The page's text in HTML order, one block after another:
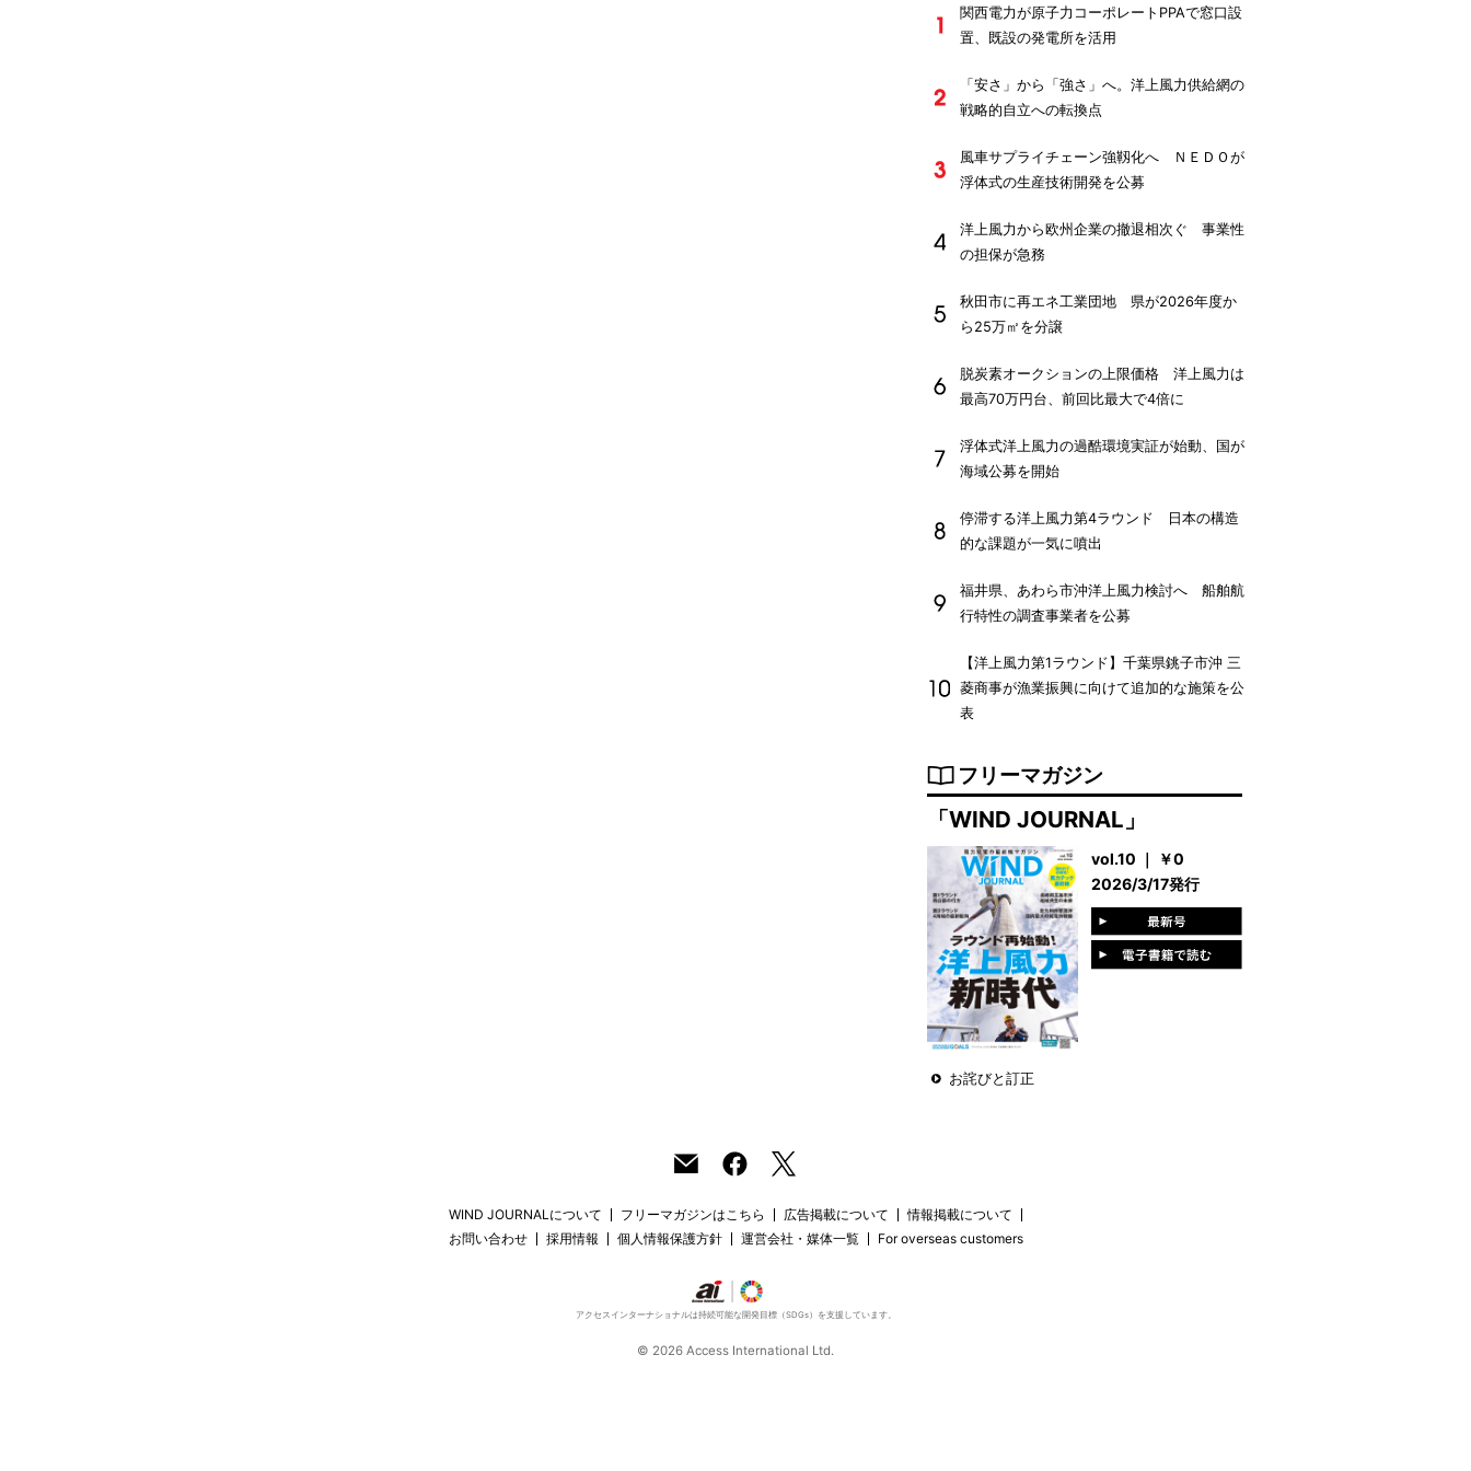
関西電力が原子力コーポレートPPAで窓口設
置、既設の発電所を活用
「安さ」から「強さ」へ。洋上風力供給網の
戦略的自立への転換点
風車サプライチェーン強靱化へ ＮＥＤＯが
浮体式の生産技術開発を公募
洋上風力から欧州企業の撤退相次ぐ 事業性
の担保が急務
秋田市に再エネ工業団地 県が2026年度か
ら25万㎡を分譲
脱炭素オークションの上限価格 洋上風力は
最高70万円台、前回比最大で4倍に
浮体式洋上風力の過酷環境実証が始動、国が
海域公募を開始
停滞する洋上風力第4ラウンド 日本の構造
的な課題が一気に噴出
福井県、あわら市沖洋上風力検討へ 船舶航
行特性の調査事業者を公募
【洋上風力第1ラウンド】千葉県銚子市沖 三
菱商事が漁業振興に向けて追加的な施策を公
表
フリーマガジン
「WIND JOURNAL」
vol.10 ｜ ￥0
2026/3/17発行
お詫びと訂正
WIND JOURNALについて フリーマガジンはこちら 広告掲載について
情報掲載について
お問い合わせ
採用情報 個人情報保護方針 運営会社・媒体一覧 For overseas customers
アクセスインターナショナルは持続可能な開発目標（SDGs）を支援しています。
© 2026 Access International Ltd.